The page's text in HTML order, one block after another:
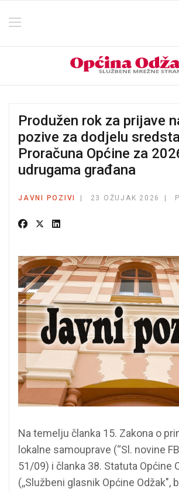
Produžen rok za prijave
pozive za dodjelu
Proračuna Općine za
udrugama građana
JAVNI POZIVI 23 OŽUJAK 2026
Na temelju članka 15. Zakona o
lokalne samouprave (“Sl. novine
51/09) i članka 38. Statuta Općine
(,,Službeni glasnik Općine Odžak",